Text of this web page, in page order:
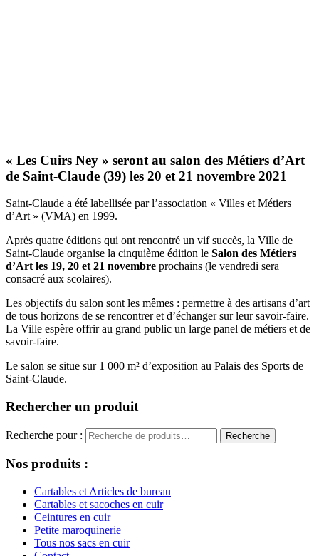
« Les Cuirs Ney » seront au salon des Métiers d’Art
de Saint-Claude (39) les 20 et 21 novembre 2021
Saint-Claude a été labellisée par l’association « Villes et Métiers
d’Art » (VMA) en 1999.
Après quatre éditions qui ont rencontré un vif succès, la Ville de
Saint-Claude organise la cinquième édition le Salon des Métiers
d’Art les 19, 20 et 21 novembre prochains (le vendredi sera
consacré aux scolaires).
Les objectifs du salon sont les mêmes : permettre à des artisans d’art
de tous horizons de se rencontrer et d’échanger sur leur savoir-faire.
La Ville espère offrir au grand public un large panel de métiers et de
savoir-faire.
Le salon se situe sur 1 000 m² d’exposition au Palais des Sports de
Saint-Claude.
Rechercher un produit
Recherche pour : Recherche
Nos produits :
Cartables et Articles de bureau
Cartables et sacoches en cuir
Ceintures en cuir
Petite maroquinerie
Tous nos sacs en cuir